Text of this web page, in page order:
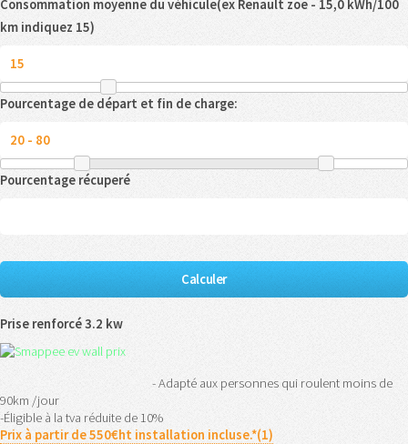
Consommation moyenne du véhicule(ex Renault zoe - 15,0 kWh/100
km indiquez 15)
Pourcentage de départ et fin de charge:
Pourcentage récuperé
Prise renforcé 3.2 kw
- Adapté aux personnes qui roulent moins de
90km /jour
-Éligible à la tva réduite de 10%
Prix à partir de 550€ht installation incluse.*(1)